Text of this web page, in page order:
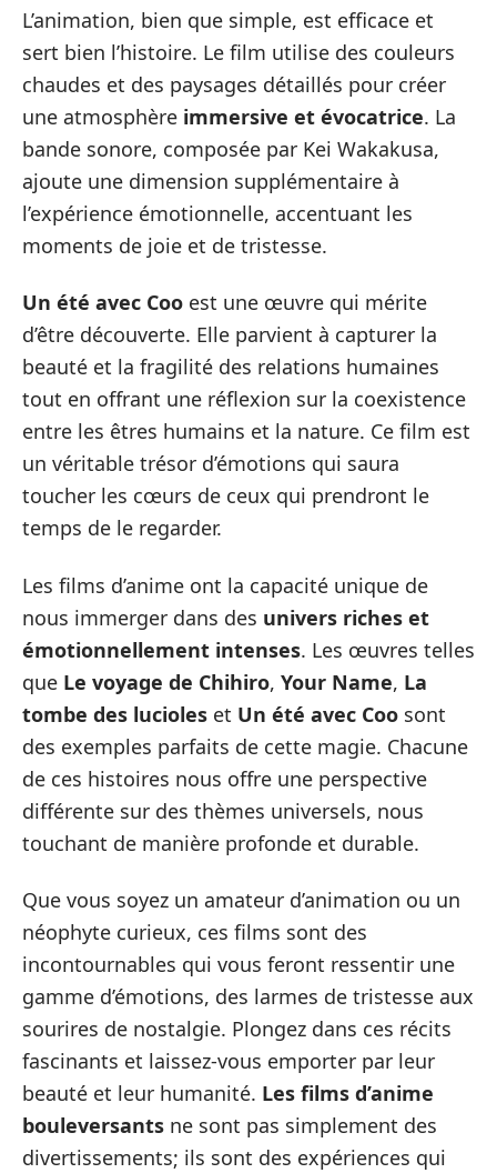
L’animation, bien que simple, est efficace et
sert bien l’histoire. Le film utilise des couleurs
chaudes et des paysages détaillés pour créer
une atmosphère immersive et évocatrice. La
bande sonore, composée par Kei Wakakusa,
ajoute une dimension supplémentaire à
l’expérience émotionnelle, accentuant les
moments de joie et de tristesse.
Un été avec Coo est une œuvre qui mérite
d’être découverte. Elle parvient à capturer la
beauté et la fragilité des relations humaines
tout en offrant une réflexion sur la coexistence
entre les êtres humains et la nature. Ce film est
un véritable trésor d’émotions qui saura
toucher les cœurs de ceux qui prendront le
temps de le regarder.
Les films d’anime ont la capacité unique de
nous immerger dans des univers riches et
émotionnellement intenses. Les œuvres telles
que Le voyage de Chihiro, Your Name, La
tombe des lucioles et Un été avec Coo sont
des exemples parfaits de cette magie. Chacune
de ces histoires nous offre une perspective
différente sur des thèmes universels, nous
touchant de manière profonde et durable.
Que vous soyez un amateur d’animation ou un
néophyte curieux, ces films sont des
incontournables qui vous feront ressentir une
gamme d’émotions, des larmes de tristesse aux
sourires de nostalgie. Plongez dans ces récits
fascinants et laissez-vous emporter par leur
beauté et leur humanité. Les films d’anime
bouleversants ne sont pas simplement des
divertissements; ils sont des expériences qui